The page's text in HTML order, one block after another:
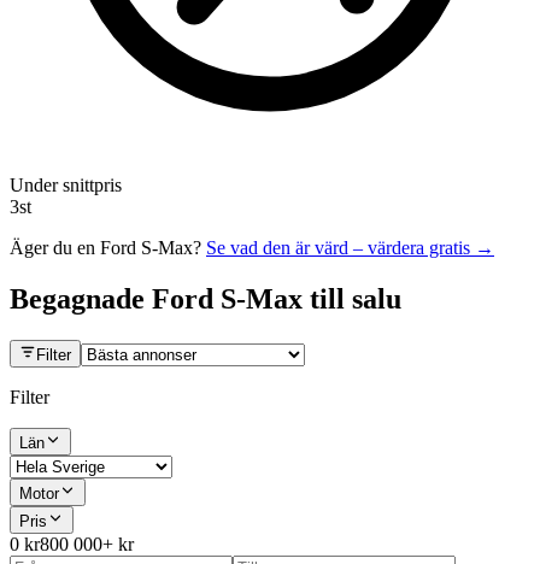
Under snittpris
3st
Äger du en Ford S-Max? Se vad den är värd – värdera gratis →
Begagnade Ford S-Max till salu
Filter
Filter
Län
Motor
Pris
0 kr800 000+ kr